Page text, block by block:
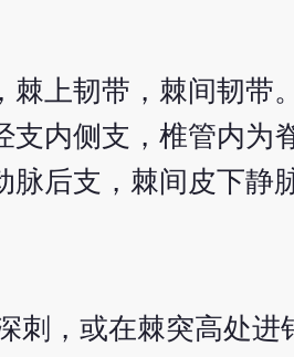
上韧带，棘间韧带。
内侧支，椎管内为
脉后支，棘间皮下静
刺，或在棘突高处